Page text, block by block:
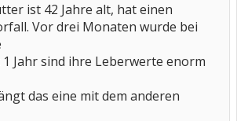
ist 42 Jahre alt, hat einen
Vor drei Monaten wurde bei
Jahr sind ihre Leberwerte enorm
das eine mit dem anderen